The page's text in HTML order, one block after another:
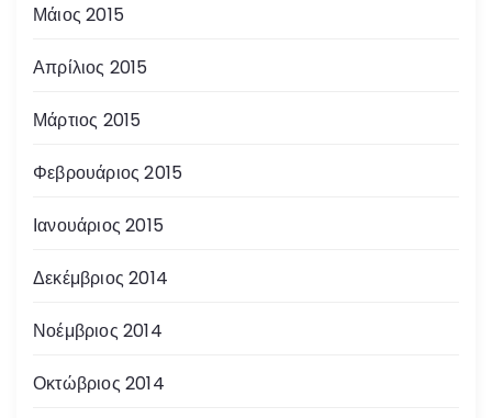
Μάιος 2015
Απρίλιος 2015
Μάρτιος 2015
Φεβρουάριος 2015
Ιανουάριος 2015
Δεκέμβριος 2014
Νοέμβριος 2014
Οκτώβριος 2014